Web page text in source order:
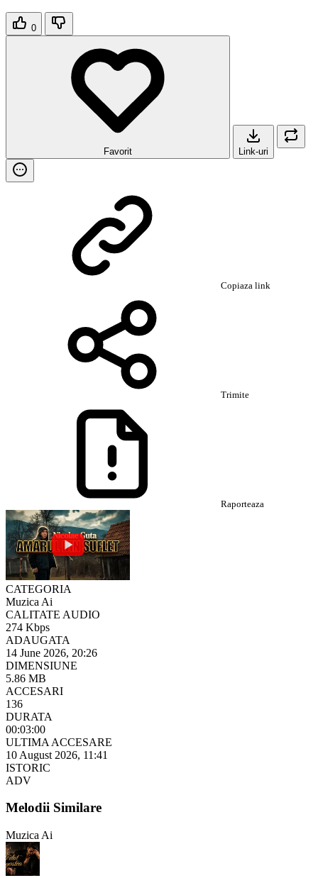
0
Favorit Link-uri
Copiaza link
Trimite
Raporteaza
CATEGORIA
Muzica Ai
CALITATE AUDIO
274 Kbps
ADAUGATA
14 June 2026, 20:26
DIMENSIUNE
5.86 MB
ACCESARI
136
DURATA
00:03:00
ULTIMA ACCESARE
10 August 2026, 11:41
ISTORIC
ADV
Melodii Similare
Muzica Ai